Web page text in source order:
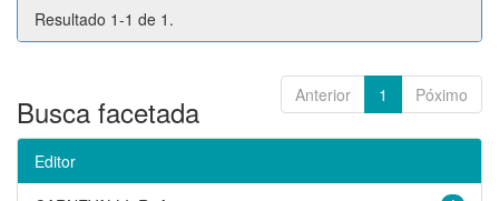
Resultado 1-1 de 1.
Anterior 1 Póximo
Busca facetada
Editor